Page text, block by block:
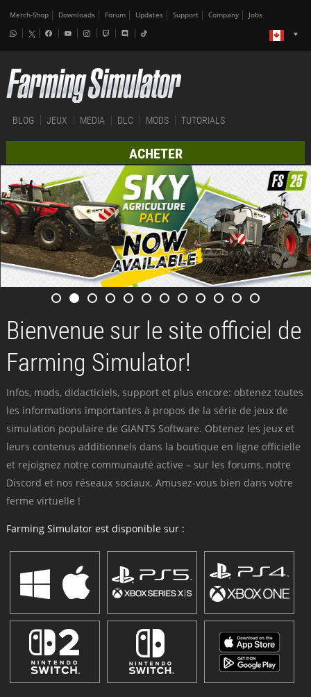
Merch-Shop Downloads Forum Updates Support Company Jobs
BLOG JEUX MEDIA DLC MODS TUTORIALS
ACHETER
Bienvenue sur le site officiel de
Farming Simulator!
Infos, mods, didacticiels, support et plus encore: obtenez toutes
les informations importantes à propos de la série de jeux de
simulation populaire de GIANTS Software. Obtenez les jeux et
leurs contenus additionnels dans la boutique en ligne officielle
et rejoignez notre communauté active – sur les forums, notre
Discord et nos réseaux sociaux. Amusez-vous bien dans votre
ferme virtuelle !
Farming Simulator est disponible sur :